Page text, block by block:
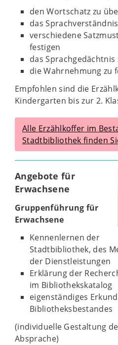
den Wortschatz zu
das
verschiedene
festigen
das
die Wahrnehmung zu
Empfohlen sind die
Kindergarten bis zur 2.
Alle Erzählkoffer im
Stadtbibliothek finden
Angebote für
Erwachsene
Gruppenführung für
Erwachsene
Kennenlernen der
Stadtbibliothek, des
der Dienstleistungen
Erklärung der
im Bibliothekskatalog
eigenständiges
Bibliotheksbestandes
(individuelle Gestaltung
Absprache)